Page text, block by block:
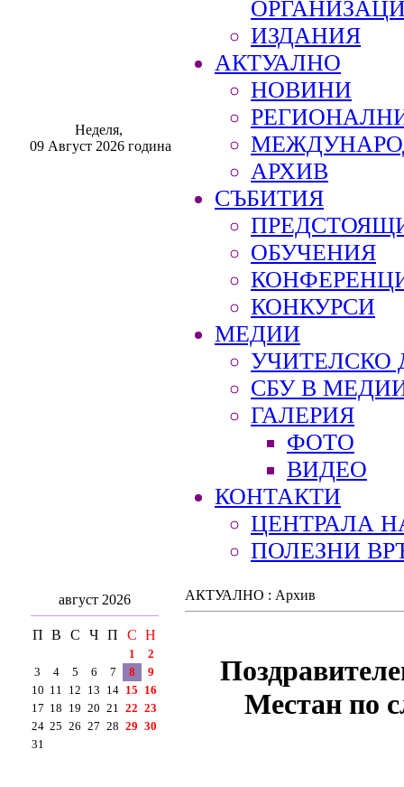
Неделя,
09 Август 2026 година
ИЗДАНИЯ
АКТУАЛНО
НОВИНИ
АРХИВ
СЪБИТИЯ
ОБУЧЕНИЯ
КОНКУРСИ
МЕДИИ
УЧИТЕЛСКО
СБУ В
ГАЛЕРИЯ
ФОТО
ВИДЕО
КОНТАКТИ
ЦЕНТРАЛА
ПОЛЕЗНИ
август 2026
П В С Ч П С Н
1
2
3
4 5 6 7 8
9
10 11 12 13 14 15 16
17 18 19 20 21 22 23
24 25 26 27 28 29 30
31
АКТУАЛНО : Архив
Местан по